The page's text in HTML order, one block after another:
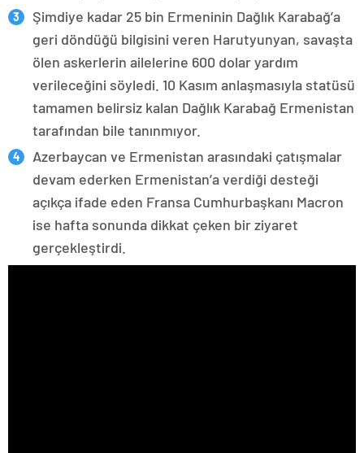
Şimdiye kadar 25 bin Ermeninin Dağlık Karabağ’a
geri döndüğü bilgisini veren Harutyunyan, savaşta
ölen askerlerin ailelerine 600 dolar yardım
verileceğini söyledi. 10 Kasım anlaşmasıyla statüsü
tamamen belirsiz kalan Dağlık Karabağ Ermenistan
tarafından bile tanınmıyor.
Azerbaycan ve Ermenistan arasındaki çatışmalar
devam ederken Ermenistan’a verdiği desteği
açıkça ifade eden Fransa Cumhurbaşkanı Macron
ise hafta sonunda dikkat çeken bir ziyaret
gerçekleştirdi.